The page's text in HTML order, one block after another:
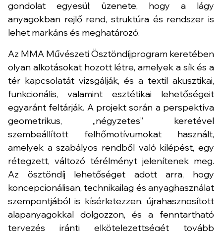
gondolat egyesül; üzenete, hogy a lágy
anyagokban rejlő rend, struktúra és rendszer is
lehet markáns és meghatározó.
Az MMA Művészeti Ösztöndíjprogram keretében
olyan alkotásokat hozott létre, amelyek a sík és a
tér kapcsolatát vizsgálják, és a textil akusztikai,
funkcionális, valamint esztétikai lehetőségeit
egyaránt feltárják. A projekt során a perspektíva
geometrikus, „négyzetes” keretével
szembeállított felhőmotívumokat használt,
amelyek a szabályos rendből való kilépést, egy
rétegzett, változó térélményt jelenítenek meg.
Az ösztöndíj lehetőséget adott arra, hogy
koncepcionálisan, technikailag és anyaghasználat
szempontjából is kísérletezzen, újrahasznosított
alapanyagokkal dolgozzon, és a fenntartható
tervezés iránti elkötelezettségét tovább